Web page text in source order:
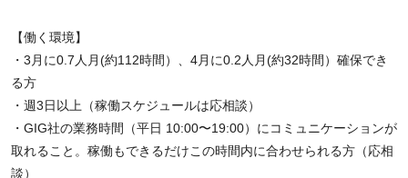
【働く環境】
・3月に0.7人月(約112時間）、4月に0.2人月(約32時間）確保でき
る方
・週3日以上（稼働スケジュールは応相談）
・GIG社の業務時間（平日 10:00〜19:00）にコミュニケーションが
取れること。稼働もできるだけこの時間内に合わせられる方（応相
談）